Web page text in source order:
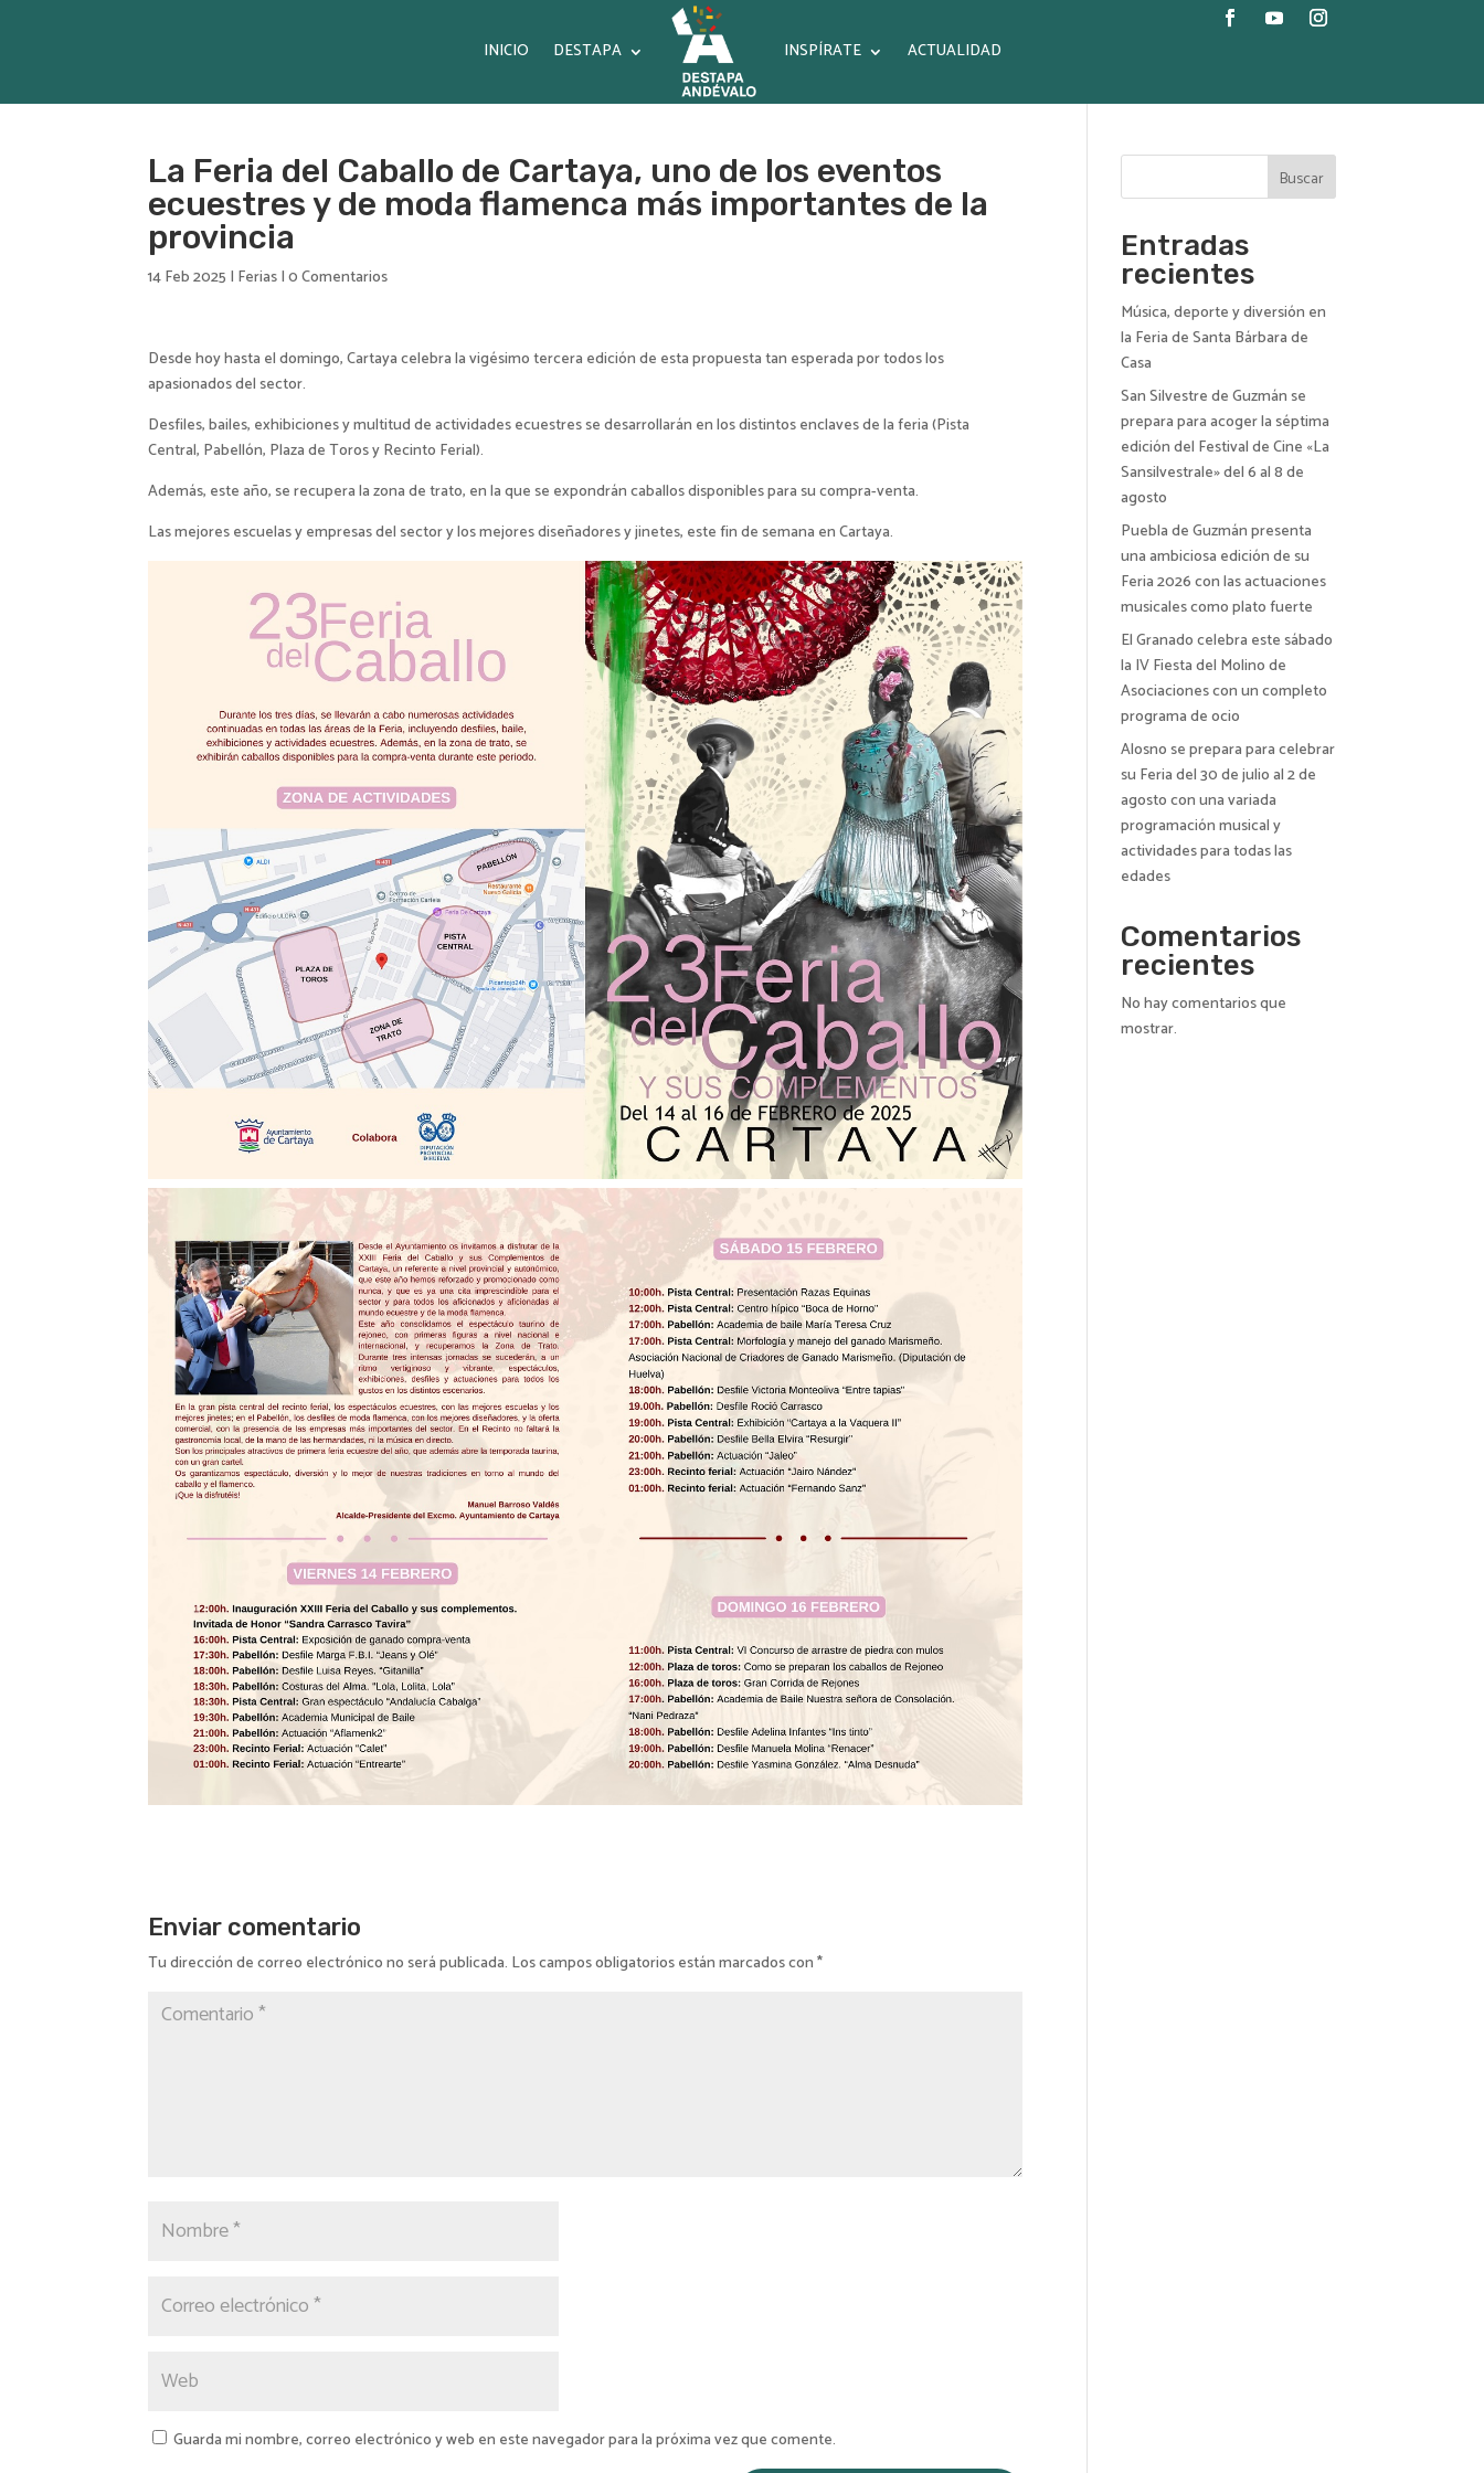
INICIO DESTAPA INSPÍRATE ACTUALIDAD
La Feria del Caballo de Cartaya, uno de los eventos
ecuestres y de moda flamenca más importantes de la
provincia
14 Feb 2025 | Ferias|0 Comentarios
Desde hoy hasta el domingo, Cartaya celebra la vigésimo tercera edición de esta propuesta tan esperada por todos los
apasionados del sector.
Desfiles, bailes, exhibiciones y multitud de actividades ecuestres se desarrollarán en los distintos enclaves de la feria (Pista
Central, Pabellón, Plaza de Toros y Recinto Ferial).
Además, este año, se recupera la zona de trato, en la que se expondrán caballos disponibles para su compra-venta.
Las mejores escuelas y empresas del sector y los mejores diseñadores y jinetes, este fin de semana en Cartaya.
Enviar comentario
Tu dirección de correo electrónico no será publicada. Los campos obligatorios están marcados con*
Guarda mi nombre, correo electrónico y web en este navegador para la próxima vez que comente.
Buscar
Entradas
recientes
Música, deporte y diversión en
la Feria de Santa Bárbara de
Casa
San Silvestre de Guzmán se
prepara para acoger la séptima
edición del Festival de Cine «La
Sansilvestrale» del 6 al 8 de
agosto
Puebla de Guzmán presenta
una ambiciosa edición de su
Feria 2026 con las actuaciones
musicales como plato fuerte
El Granado celebra este sábado
la IV Fiesta del Molino de
Asociaciones con un completo
programa de ocio
Alosno se prepara para celebrar
su Feria del 30 de julio al 2 de
agosto con una variada
programación musical y
actividades para todas las
edades
Comentarios
recientes
No hay comentarios que
mostrar.